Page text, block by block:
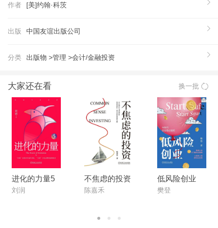
必成为当今政治经济一大热议焦。本书揭示了金融与
权基金在美国经济与政治中的作用及影响，分析其如
题”，并提出了相关政策建议以应对挑战。
本书通过精炼的语言将指数基金与私募股权基金的来
龙去脉、复杂的经济和政治影响及对美国资本主义本
质的改变，完美呈现在读者眼前。同时为金融机构从
业者、金融监管人员、政策制定者提供了重要指导与
启示。
【作者】
约翰·科茨（John Coates） 哈佛大学法学院副院
长、法学与经济学教授、法律专业中心研究主任。曾
（Wachtell, Lipton, Rosen & Katz）律师事务所担任
作者 [美]约翰·科茨
出版 中国友谊出版公司
分类 出版物 >管理 >会计/金融投资
大家还在看 换一批
进化的力量5
刘润
不焦虑的投资
陈嘉禾
低风险创业
樊登